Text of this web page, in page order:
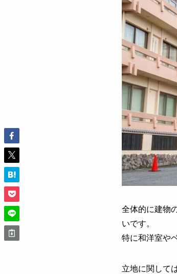
全体的に建物
いです。
特に和洋室や
立地に関して